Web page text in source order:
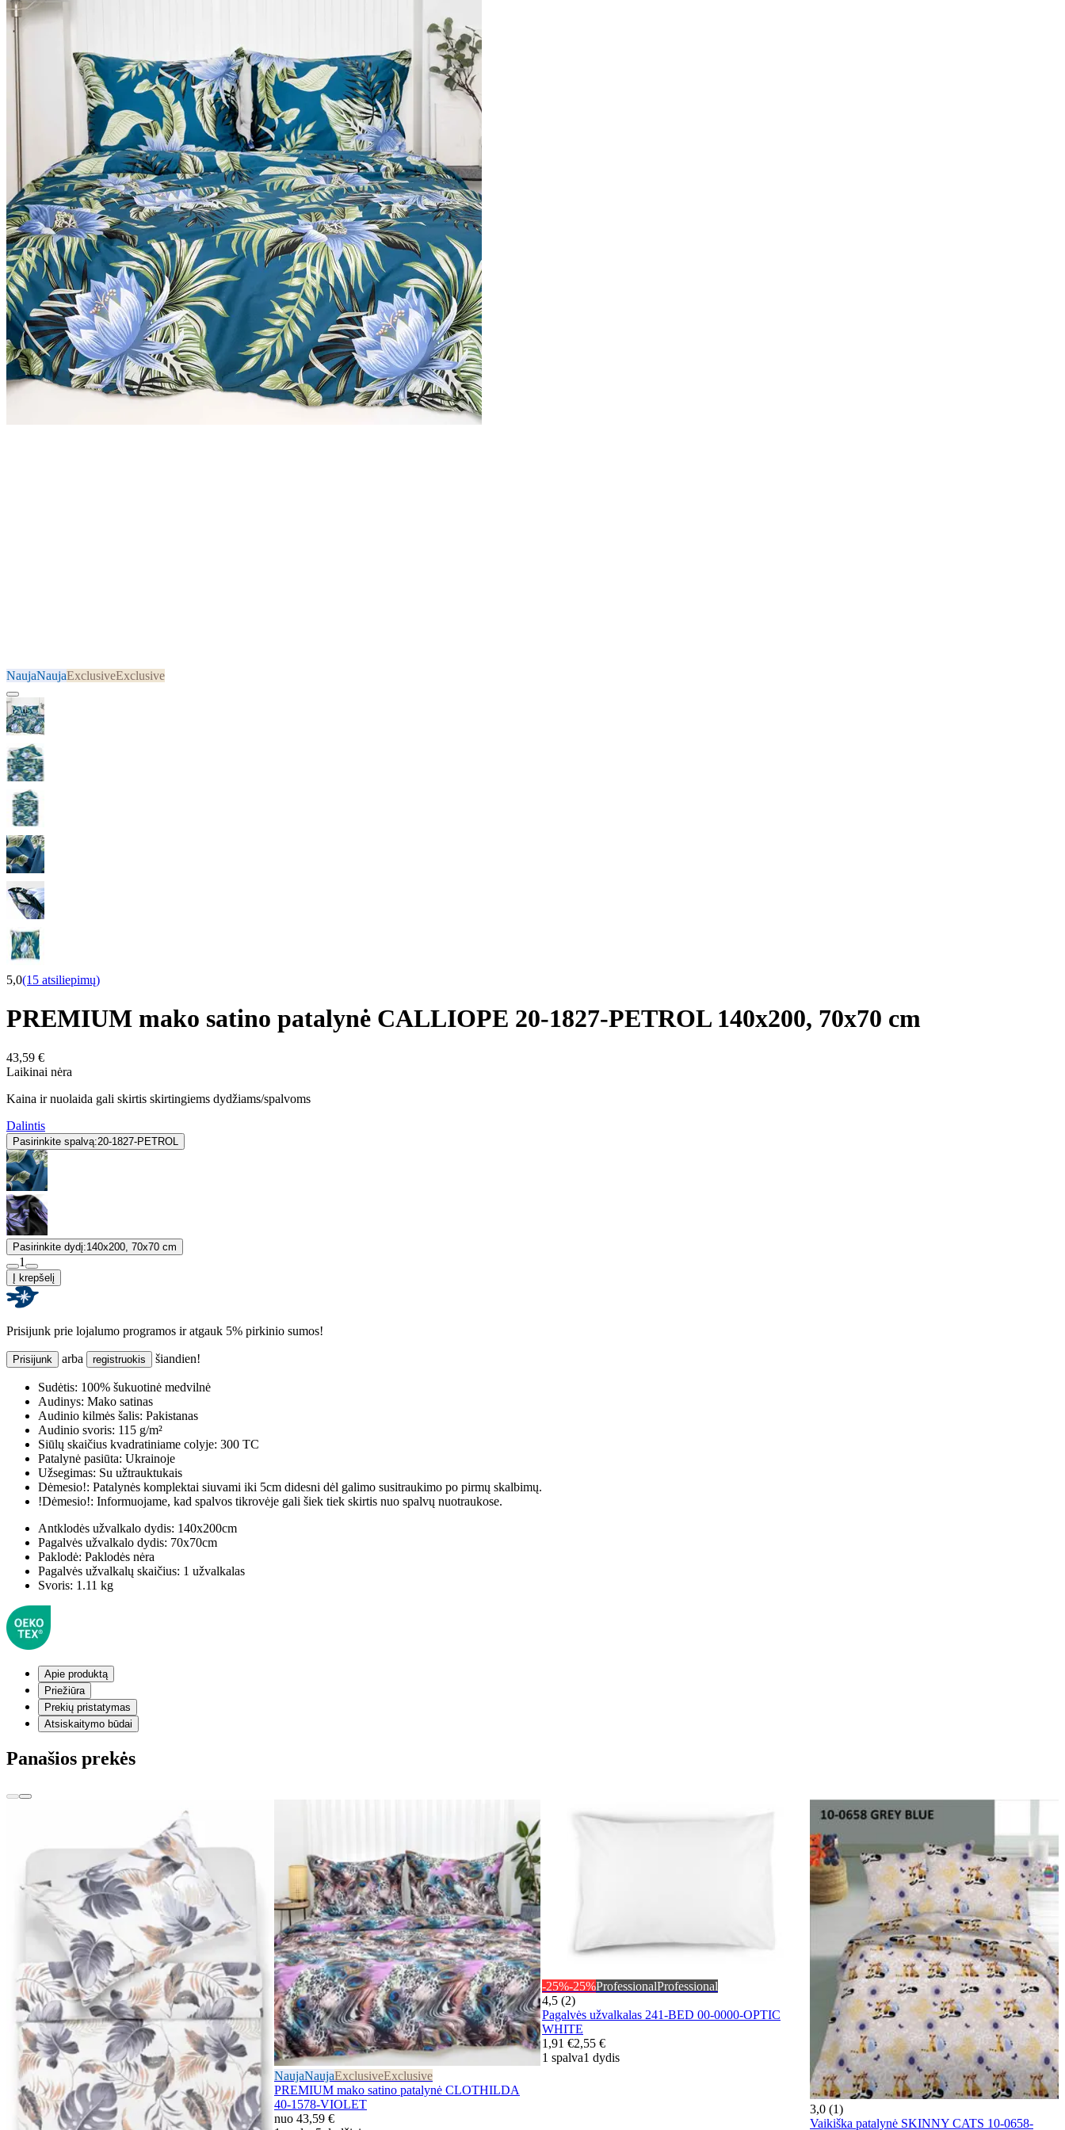
NaujaNaujaExclusiveExclusive
5,0(15 atsiliepimų)
PREMIUM mako satino patalynė CALLIOPE 20-1827-PETROL 140x200, 70x70 cm
43,59 €
Laikinai nėra
Kaina ir nuolaida gali skirtis skirtingiems dydžiams/spalvoms
Dalintis
Pasirinkite spalvą:20-1827-PETROL
Pasirinkite dydį:140x200, 70x70 cm
1
Į krepšelį
Prisijunk prie lojalumo programos ir atgauk 5% pirkinio sumos!
Prisijunk arba registruokis šiandien!
Sudėtis: 100% šukuotinė medvilnė
Audinys: Mako satinas
Audinio kilmės šalis: Pakistanas
Audinio svoris: 115 g/m²
Siūlų skaičius kvadratiniame colyje: 300 TC
Patalynė pasiūta: Ukrainoje
Užsegimas: Su užtrauktukais
Dėmesio!: Patalynės komplektai siuvami iki 5cm didesni dėl galimo susitraukimo po pirmų skalbimų.
!Dėmesio!: Informuojame, kad spalvos tikrovėje gali šiek tiek skirtis nuo spalvų nuotraukose.
Antklodės užvalkalo dydis: 140x200cm
Pagalvės užvalkalo dydis: 70x70cm
Paklodė: Paklodės nėra
Pagalvės užvalkalų skaičius: 1 užvalkalas
Svoris: 1.11 kg
Apie produktą
Priežiūra
Prekių pristatymas
Atsiskaitymo būdai
Panašios prekės
NaujaNaujaExclusiveExclusive
PREMIUM mako satino patalynė CLOTHILDA
40-1578-VIOLET
nuo 43,59 €
-25%-25%ProfessionalProfessional
4,5 (2)
Pagalvės užvalkalas 241-BED 00-0000-OPTIC
WHITE
1,91 €2,55 €
1 spalva1 dydis
3,0 (1)
Vaikiška patalynė SKINNY CATS 10-0658-